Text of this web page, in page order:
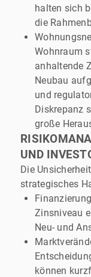
halten sich
die
Wohnraum
anhaltende
Neubau
und
Diskrepanz
große
UND
Die
strategisches
Zinsniveau
Neu- und
können